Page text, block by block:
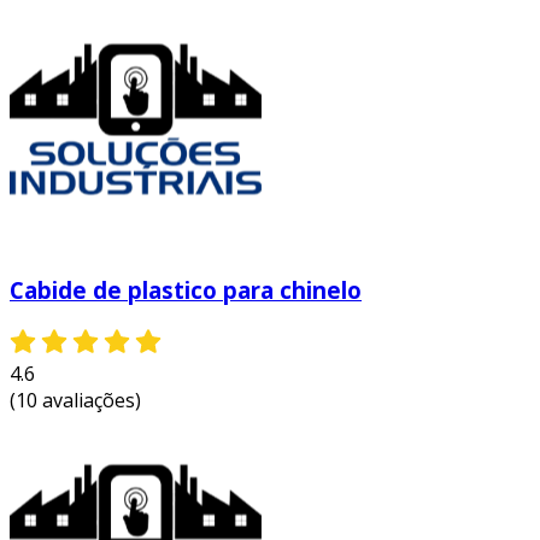
fornecedores confiáveis. aqui estão algumas
dicas para facilitar sua escolha:
pesquise fornecedores
empresas com boa reputação e que
ofereçam garantia de qualidade em seus
diferentes fornecedores e compare não
condições de entrega.
se de que o mínimo de pedido se encaixa
peça amostras
compra, peça amostras para analisar a
Cabide de plastico para chinelo
4.6
(10 avaliações)